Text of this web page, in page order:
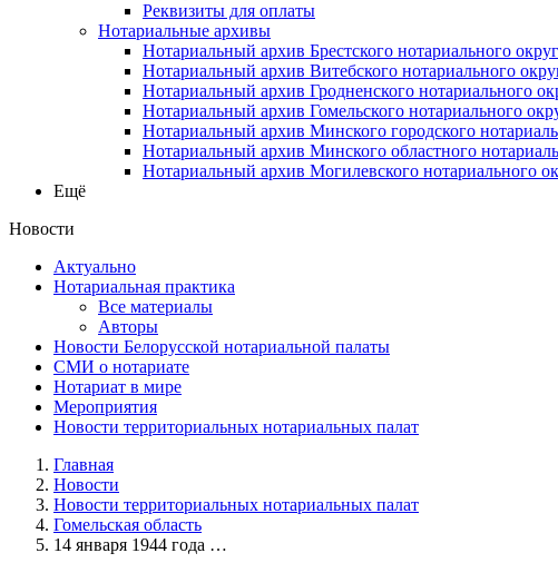
Реквизиты для оплаты
Нотариальные архивы
Нотариальный архив Брестского нотариального
Нотариальный архив Витебского нотариального
Нотариальный архив Гродненского нотариального
Нотариальный архив Гомельского нотариального
Нотариальный архив Минского городского
Нотариальный архив Минского областного
Нотариальный архив Могилевского нотариального
Ещё
Новости
Актуально
Нотариальная практика
Все материалы
Авторы
Новости Белорусской нотариальной палаты
СМИ о нотариате
Нотариат в мире
Мероприятия
Новости территориальных нотариальных палат
Главная
Новости
Новости территориальных нотариальных палат
Гомельская область
14 января 1944 года …